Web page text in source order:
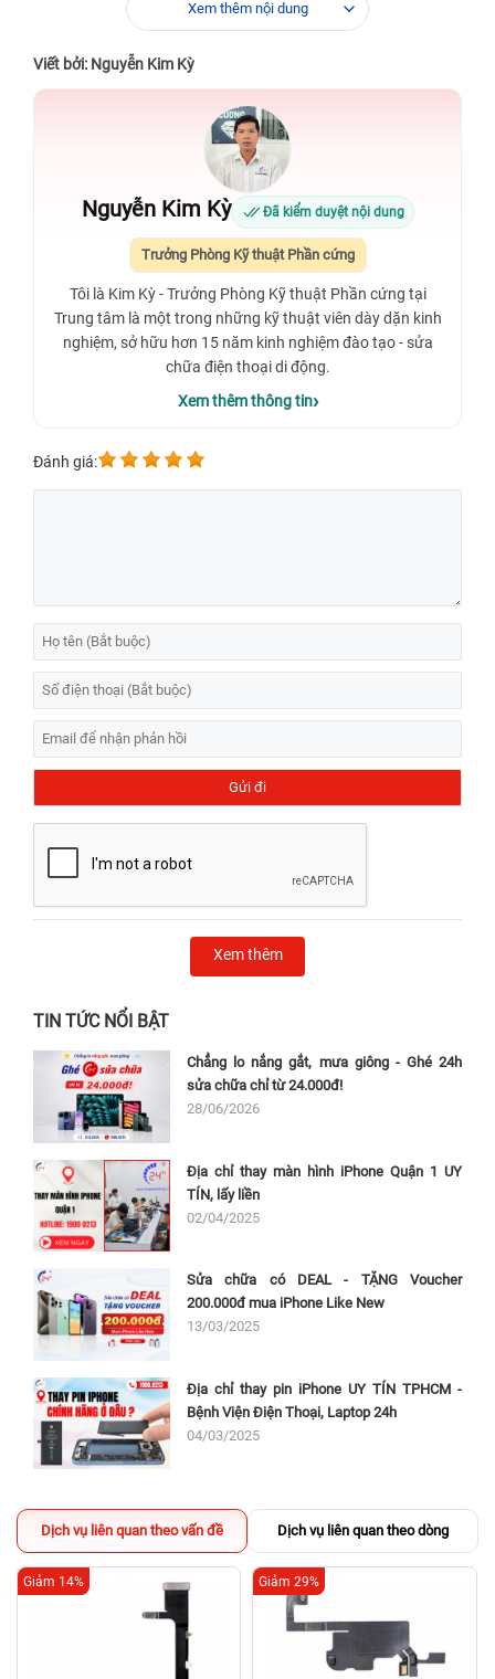
Xem thêm nội dung
Viết bởi: Nguyễn Kim Kỳ
Nguyễn Kim Kỳ Đã kiểm duyệt nội dung
Trưởng Phòng Kỹ thuật Phần cứng
Tôi là Kim Kỳ - Trưởng Phòng Kỹ thuật Phần cứng tại
Trung tâm là một trong những kỹ thuật viên dày dặn kinh
nghiệm, sở hữu hơn 15 năm kinh nghiệm đào tạo - sửa
chữa điện thoại di động.
Xem thêm thông tin
Đánh giá:
Xem thêm
TIN TỨC NỔI BẬT
Chẳng lo nắng gắt, mưa giông - Ghé 24h
sửa chữa chỉ từ 24.000đ!
28/06/2026
Địa chỉ thay màn hình iPhone Quận 1 UY
TÍN, lấy liền
02/04/2025
Sửa chữa có DEAL - TẶNG Voucher
200.000đ mua iPhone Like New
13/03/2025
Địa chỉ thay pin iPhone UY TÍN TPHCM -
Bệnh Viện Điện Thoại, Laptop 24h
04/03/2025
Dịch vụ liên quan theo vấn đề Dịch vụ liên quan theo dòng
Giảm 14% Giảm 29%